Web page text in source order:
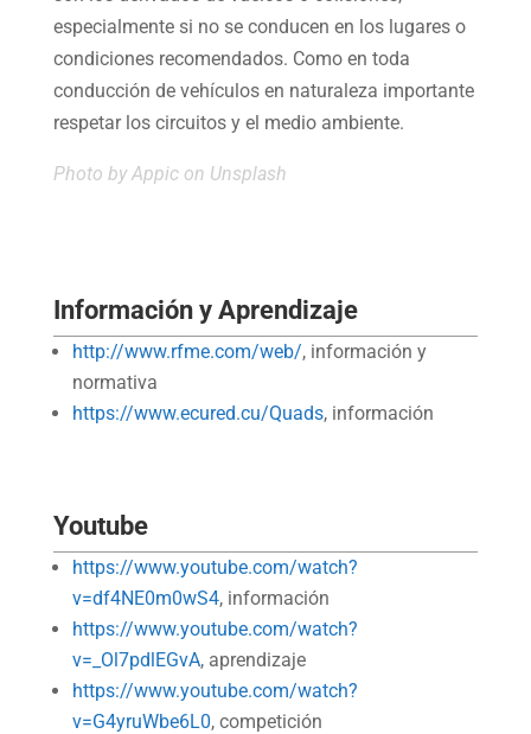
especialmente si no se conducen en los lugares o
condiciones recomendados. Como en toda
conducción de vehículos en naturaleza importante
respetar los circuitos y el medio ambiente.
Photo byAppicon Unsplash
Información y Aprendizaje
http://www.rfme.com/web/, información y
normativa
https://www.ecured.cu/Quads, información
Youtube
https://www.youtube.com/watch?
v=df4NE0m0wS4, información
https://www.youtube.com/watch?
v=_Ol7pdlEGvA, aprendizaje
https://www.youtube.com/watch?
v=G4yruWbe6L0, competición